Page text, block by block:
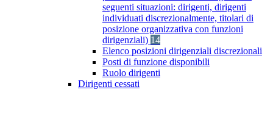
seguenti situazioni: dirigenti, dirigenti
individuati discrezionalmente, titolari di
posizione organizzativa con funzioni
dirigenziali) 14
Elenco posizioni dirigenziali discrezionali
Posti di funzione disponibili
Ruolo dirigenti
Dirigenti cessati